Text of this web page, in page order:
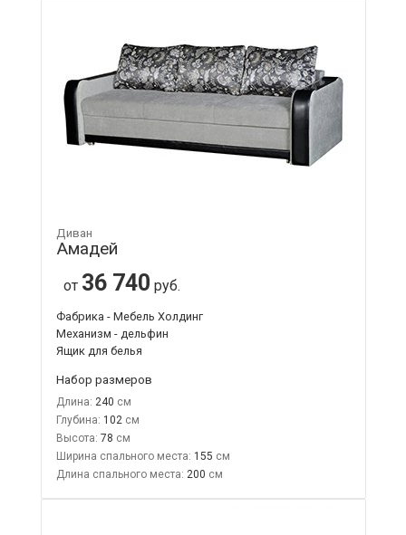
Диван
Амадей
от 36 740 руб.
Фабрика - Мебель Холдинг
Механизм - дельфин
Ящик для белья
Набор размеров
Длина: 240
Глубина: 102
Высота: 78
Ширина спального места: 155
Длина спального места: 200